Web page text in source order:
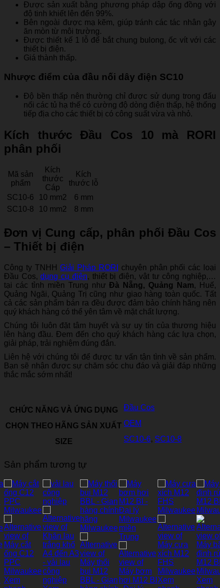
Được sản xuất bằng phương pháp dập ống đồng với
độ tinh khiết lên đến 99%.
Bên ngoài được mạ kẽm, giúp tránh các tác nhân gây
ăn mòn từ môi trường.
Được thiết kế 1 lỗ để bắt chung bulong, ốc vít với các
thiết bị điện.
Giá thành thấp.
Nhược điểm của đầu nối dây điện SC10
Độ bền thấp nên thường chỉ được sử dụng trong đấu
nối các tủ hạ thế có cường độ dòng điện thấp, hệ thống
tiếp địa cho các thiết bị có công suất vừa và nhỏ.
Kích thước Đầu Cos 10 mà RORI
phân phối
Mã sản
phẩm
Kích
thước
Cáp
Kích
thước lỗ
SC10-6
10 mm2
6 mm
SC10-8
10 mm2 8 mm
Đơn vị Cung cấp, phân phối Đầu Cos
– Thiết bị điện
Công ty TNHHGiải Pháp RORI
chuyên phân phối các loại
Đầu Cos,dụng cụ điện, thiết bị điện, vật tư công nghiệp,…
tại các tỉnh miền Trung nhưĐà Nẵng, Quảng Nam, Huế,
Quảng Ngãi, Quảng Trị cũng như giao hàng toàn quốc. Tất
cả các sản phẩm bán ra đều được đảm bảo chính hãng nên
quý khách hàng có thể yên tâm về mặt chất lượng.
Chúng tôi luôn đặt tâm huyết và sự uy tín của thương hiệu
lên hàng đầu. Đem đến cho quý khách hàng các lựa chọn,
giải pháp, trải nghiệm đúng đắn.
Liên hệ với chúng tôi để được tư vấn tận tình về sản phẩm.
Bạn sẽ nhận được sự chăm sóc chu đáo và giải đáp những
thắc mắc sớm nhất!
CHỨC NĂNG VÀ ỨNG DỤNG Đầu Cos
CHỌN THEO HÃNG SẢN XUẤT OEM
SIZE SC10-6, SC10-8
Sản phẩm tương tự
Xem
Xem
Xem